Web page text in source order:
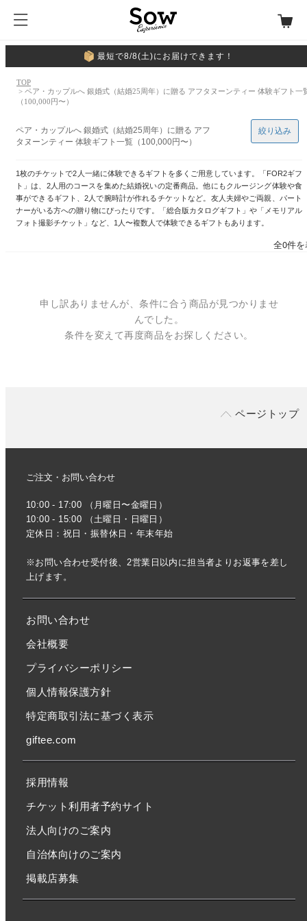
最短で8/8(土)にお届けできます！
TOP
> ペア・カップルへ 銀婚式（結婚25周年）に贈る アフタヌーンティー 体験ギフト一
（100,000円〜）
ペア・カップルへ 銀婚式（結婚25周年）に贈る アフ
タヌーンティー 体験ギフト一覧（100,000円〜）
1枚のチケットで2人一緒に体験できるギフトを多くご用意しています。「FOR2ギフ
ト」は、2人用のコースを集めた結婚祝いの定番商品。他にもクルージング体験や食
事ができるギフト、2人で腕時計が作れるチケットなど。友人夫婦やご両親、パート
ナーがいる方への贈り物にぴったりです。「総合版カタログギフト」や「メモリアル
フォト撮影チケット」など、1人〜複数人で体験できるギフトもあります。
絞り込み
全0件
申し訳ありませんが、条件に合う商品が見つかりませ
んでした。
条件を変えて再度商品をお探しください。
ページトップ
ご注文・お問い合わせ
10:00 - 17:00 （月曜日〜金曜日）
10:00 - 15:00 （土曜日・日曜日）
定休日：祝日・振替休日・年末年始
※お問い合わせ受付後、2営業日以内に担当者よりお返事を差し
上げます。
お問い合わせ
会社概要
プライバシーポリシー
個人情報保護方針
特定商取引法に基づく表示
giftee.com
採用情報
チケット利用者予約サイト
法人向けのご案内
自治体向けのご案内
掲載店募集